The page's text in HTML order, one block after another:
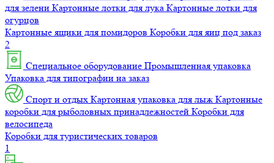
для зелени Картонные лотки для лука Картонные лотки для
огурцов
Картонные ящики для помидоров Коробки для яиц под заказ
2
Специальное оборудование Промышленная упаковка
Упаковка для типографии на заказ
Спорт и отдых Картонная упаковка для лыж Картонные
коробки для рыболовных принадлежностей Коробки для
велосипеда
Коробки для туристических товаров
1